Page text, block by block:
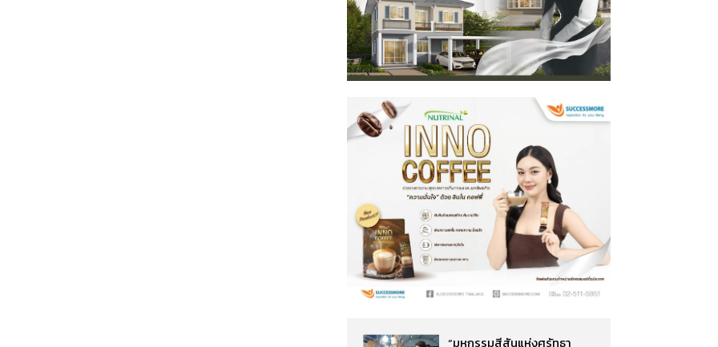
“มหกรรมสีสันแห่งศรัทธา